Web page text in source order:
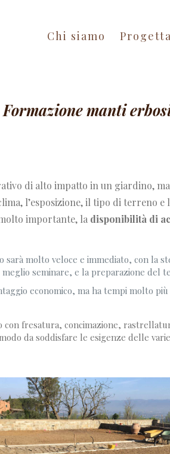
Chi siamo
Formazione manti
di alto impatto in un giardino,
l’esposizione, il tipo di terreno e
importante, la disponibilità di
sarà molto veloce e immediato, con la
seminare, e la preparazione del
economico, ma ha tempi molto
con fresatura, concimazione,
da soddisfare le esigenze delle